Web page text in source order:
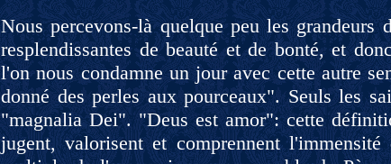
Nous percevons-là quelque peu les
resplendissantes de beauté et de bonté, et
l'on nous condamne un jour avec cette autre
donné des perles aux pourceaux". Seuls les
"magnalia Dei". "Deus est amor": cette
jugent, valorisent et comprennent